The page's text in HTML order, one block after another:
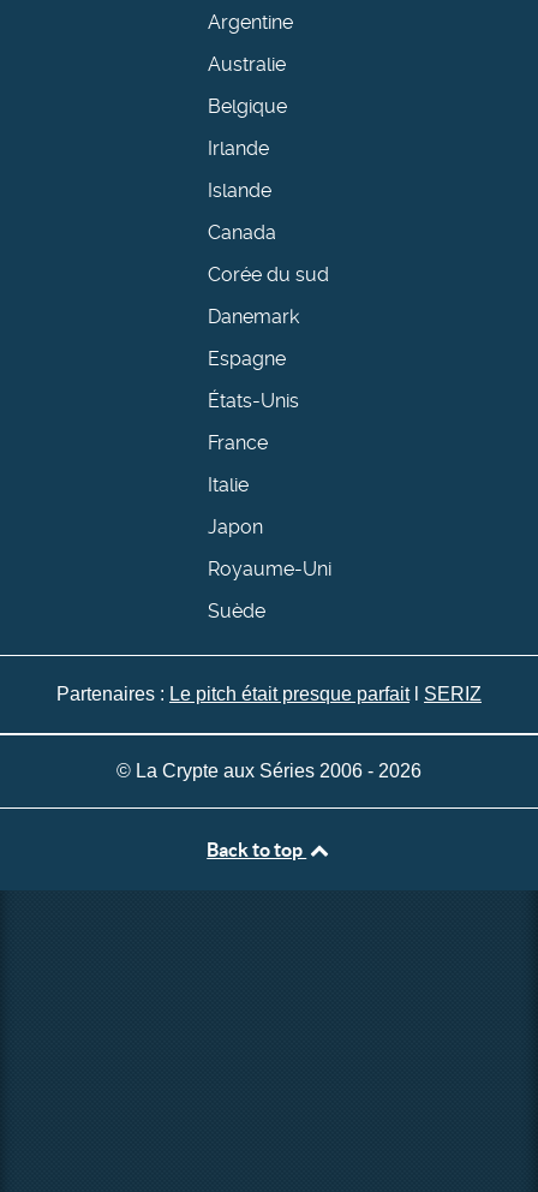
Argentine
Australie
Belgique
Irlande
Islande
Canada
Corée du sud
Danemark
Espagne
États-Unis
France
Italie
Japon
Royaume-Uni
Suède
Partenaires : Le pitch était presque parfaitl SERIZ
© La Crypte aux Séries 2006 - 2026
Back to top